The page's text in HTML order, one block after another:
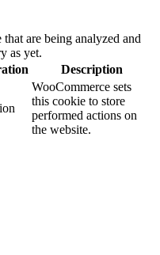
are being analyzed and
as yet.
Description
WooCommerce sets
this cookie to store
performed actions on
the website.